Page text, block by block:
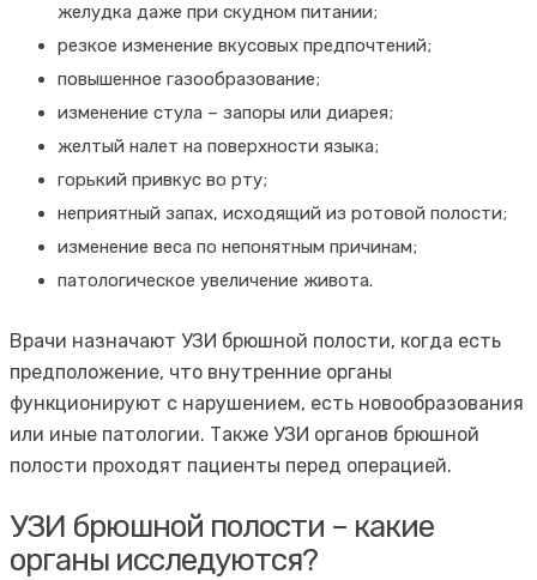
желудка даже при скудном питании;
резкое изменение вкусовых предпочтений;
повышенное газообразование;
изменение стула – запоры или диарея;
желтый налет на поверхности языка;
горький привкус во рту;
неприятный запах, исходящий из ротовой полости;
изменение веса по непонятным причинам;
патологическое увеличение живота.
Врачи назначают УЗИ брюшной полости, когда есть
предположение, что внутренние органы
функционируют с нарушением, есть новообразования
или иные патологии. Также УЗИ органов брюшной
полости проходят пациенты перед операцией.
УЗИ брюшной полости – какие
органы исследуются?